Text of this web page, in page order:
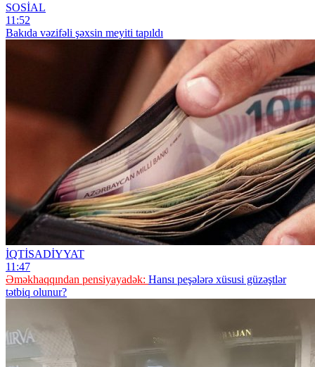
SOSİAL
11:52
Bakıda vəzifəli şəxsin meyiti tapıldı
İQTİSADİYYAT
11:47
Əməkhaqqından pensiyayadək: Hansı peşələrə xüsusi güzəştlər
tətbiq olunur?